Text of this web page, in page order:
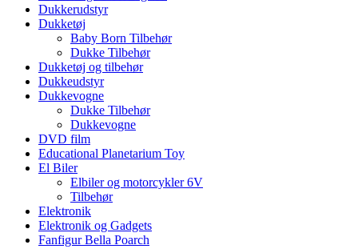
Dukkerudstyr
Dukketøj
Baby Born Tilbehør
Dukke Tilbehør
Dukketøj og tilbehør
Dukkeudstyr
Dukkevogne
Dukke Tilbehør
Dukkevogne
DVD film
Educational Planetarium Toy
El Biler
Elbiler og motorcykler 6V
Tilbehør
Elektronik
Elektronik og Gadgets
Fanfigur Bella Poarch